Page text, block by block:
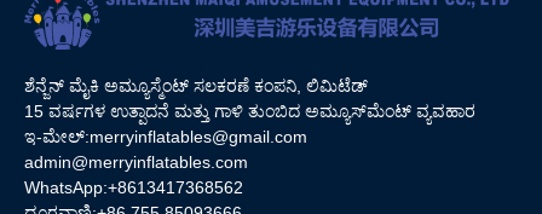
ಶೆನ್ಜೆನ್ ಮೈಕಿ ಅಮ್ಯೂಸ್ಮೆಂಟ್ ಸಲಕರಣೆ ಕಂಪನಿ, ಲಿಮಿಟೆಡ್
15 ವರ್ಷಗಳ ಉತ್ಪಾದನೆ ಮತ್ತು ಗಾಳಿ ತುಂಬಿದ ಅಮ್ಯೂಸ್‌ಮೆಂಟ್ ವ್ಯವಹಾರ
ಇ-ಮೇಲ್:merryinflatables@gmail.com
admin@merryinflatables.com
WhatsApp:+8613417368562